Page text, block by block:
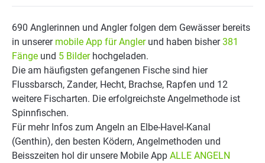
690 Anglerinnen und Angler folgen dem Gewässer bereits
in unserer mobile App für Anglerund haben bisher381
Fänge und 5 Bilderhochgeladen.
Die am häufigsten gefangenen Fische sind hier
Flussbarsch, Zander, Hecht, Brachse, Rapfen und 12
weitere Fischarten. Die erfolgreichste Angelmethode ist
Spinnfischen.
Für mehr Infos zum Angeln an Elbe-Havel-Kanal
(Genthin), den besten Ködern, Angelmethoden und
Beisszeiten hol dir unsere Mobile App ALLE ANGELN